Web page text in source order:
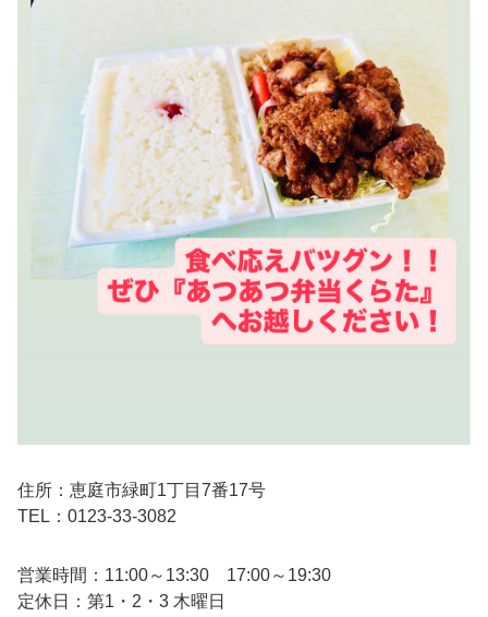
住所：恵庭市緑町1丁目7番17号
TEL：0123-33-3082
営業時間：11:00～13:30 17:00～19:30
定休日：第1・2・3 木曜日